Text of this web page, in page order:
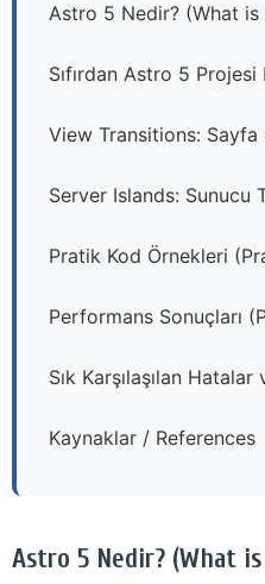
Astro 5 Nedir? (What is
Sıfırdan Astro 5
View Transitions: Sayfa
Server Islands: Sunucu
Pratik Kod Örnekleri
Performans Sonuçları
Sık Karşılaşılan
Kaynaklar / References
Astro 5 Nedir? (What